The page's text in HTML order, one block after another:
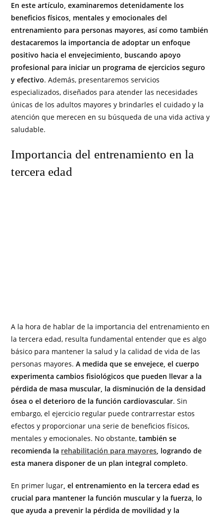
En este artículo, examinaremos detenidamente los
beneficios físicos, mentales y emocionales del
entrenamiento para personas mayores, así como también
destacaremos la importancia de adoptar un enfoque
positivo hacia el envejecimiento, buscando apoyo
profesional para iniciar un programa de ejercicios seguro
y efectivo. Además, presentaremos servicios
especializados, diseñados para atender las necesidades
únicas de los adultos mayores y brindarles el cuidado y la
atención que merecen en su búsqueda de una vida activa y
saludable.
Importancia del entrenamiento en la
tercera edad
A la hora de hablar de la importancia del entrenamiento en
la tercera edad, resulta fundamental entender que es algo
básico para mantener la salud y la calidad de vida de las
personas mayores.A medida que se envejece, el cuerpo
experimenta cambios fisiológicos que pueden llevar a la
pérdida de masa muscular, la disminución de la densidad
ósea o el deterioro de la función cardiovascular. Sin
embargo, el ejercicio regular puede contrarrestar estos
efectos y proporcionar una serie de beneficios físicos,
mentales y emocionales. No obstante, también se
recomienda la rehabilitación para mayores , logrando de
esta manera disponer de un plan integral completo.
En primer lugar , el entrenamiento en la tercera edad es
crucial para mantener la función muscular y la fuerza, lo
que ayuda a prevenir la pérdida de movilidad y la